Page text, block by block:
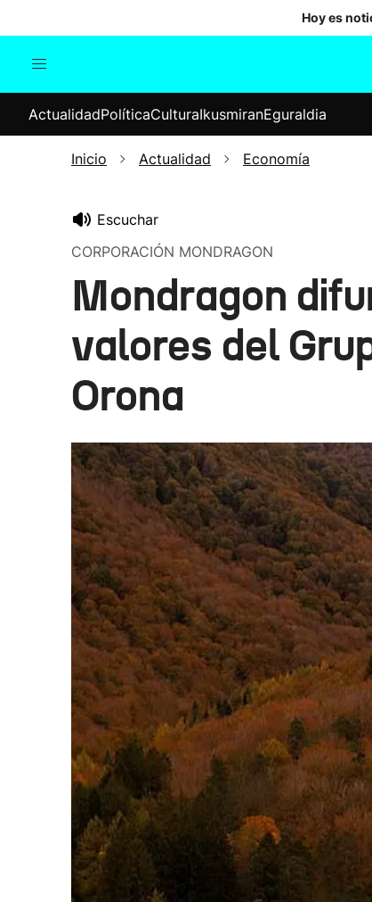
Hoy es
Internacional
Elecciones
ActualidadPolíticaCulturaIkusmiranEguraldia
Inicio Actualidad Economía
Escuchar
CORPORACIÓN MONDRAGON
Mondragon
valores del
Orona